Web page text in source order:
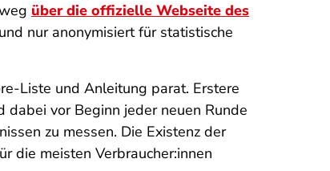
über die offizielle Webseite des
nur anonymisiert für statistische
Liste und Anleitung parat. Erstere
vor Beginn jeder neuen Runde
zu messen. Die Existenz der
die meisten Verbraucher:innen